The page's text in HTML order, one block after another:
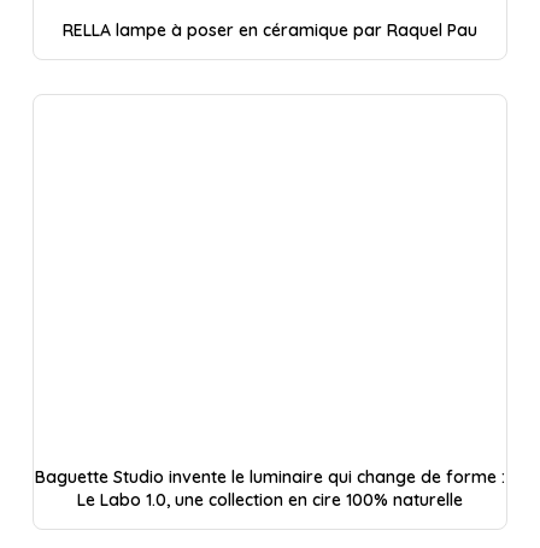
RELLA lampe à poser en céramique par Raquel Pau
Baguette Studio invente le luminaire qui change de forme :
Le Labo 1.0, une collection en cire 100% naturelle